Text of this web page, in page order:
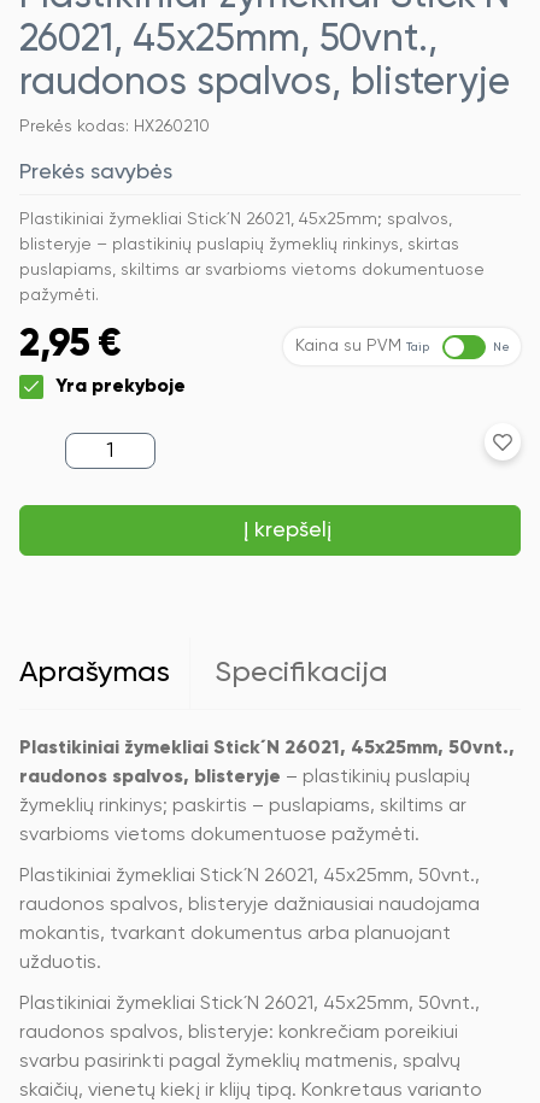
26021, 45x25mm, 50vnt.,
raudonos spalvos, blisteryje
Prekės kodas: HX260210
Prekės savybės
Plastikiniai žymekliai Stick´N 26021, 45x25mm; spalvos,
blisteryje – plastikinių puslapių žymeklių rinkinys, skirtas
puslapiams, skiltims ar svarbioms vietoms dokumentuose
pažymėti.
2,95 € Kaina su PVM Taip Ne
Yra prekyboje
produkto
kiekis:
žymekliai
´N
spalvos,
blisteryje
Į krepšelį
Aprašymas Specifikacija
Plastikiniai žymekliai Stick´N 26021, 45x25mm, 50vnt.,
raudonos spalvos, blisteryje – plastikinių puslapių
žymeklių rinkinys; paskirtis – puslapiams, skiltims ar
svarbioms vietoms dokumentuose pažymėti.
Plastikiniai žymekliai Stick´N 26021, 45x25mm, 50vnt.,
raudonos spalvos, blisteryje dažniausiai naudojama
mokantis, tvarkant dokumentus arba planuojant
užduotis.
Plastikiniai žymekliai Stick´N 26021, 45x25mm, 50vnt.,
raudonos spalvos, blisteryje: konkrečiam poreikiui
svarbu pasirinkti pagal žymeklių matmenis, spalvų
skaičių, vienetų kiekį ir klijų tipą. Konkretaus varianto